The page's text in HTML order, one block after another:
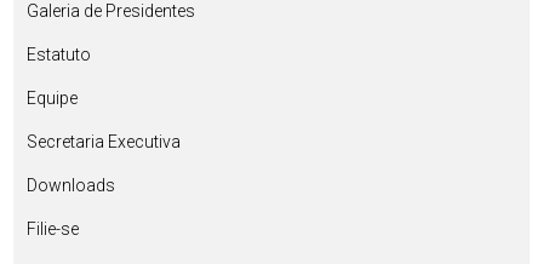
Galeria de Presidentes
Estatuto
Equipe
Secretaria Executiva
Downloads
Filie-se